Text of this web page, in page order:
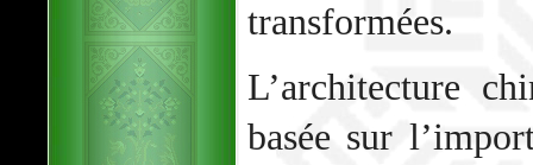
transformées.
L’architecture
basée sur